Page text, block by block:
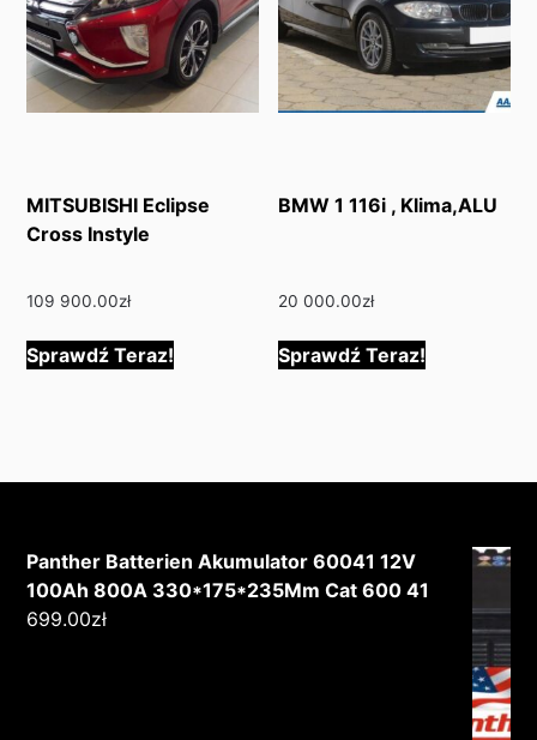
MITSUBISHI Eclipse
Cross Instyle
109 900.00zł
Sprawdź Teraz!
BMW 1 116i , Klima,ALU
20 000.00zł
Sprawdź Teraz!
Panther Batterien Akumulator 60041 12V
100Ah 800A 330*175*235Mm Cat 600 41
699.00zł